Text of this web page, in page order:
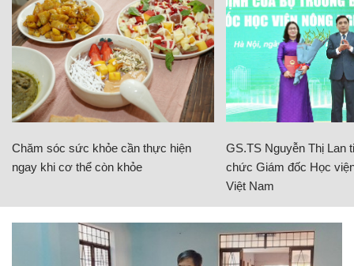
Chăm sóc sức khỏe cần thực hiện
ngay khi cơ thể còn khỏe
GS.TS Nguyễn Thị Lan
chức Giám đốc Học
Việt Nam